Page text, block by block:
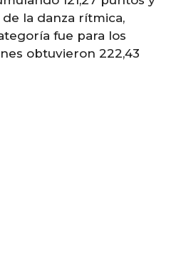
la danza rítmica,
fue para los
obtuvieron 222,43